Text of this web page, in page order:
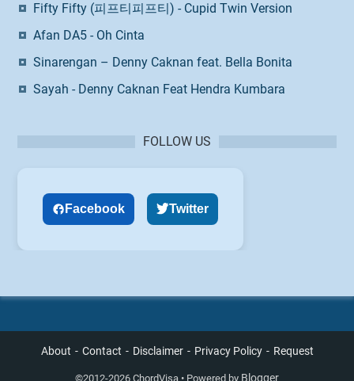
Fifty Fifty (피프티피프티) - Cupid Twin Version
Afan DA5 - Oh Cinta
Sinarengan – Denny Caknan feat. Bella Bonita
Sayah - Denny Caknan Feat Hendra Kumbara
FOLLOW US
Facebook Twitter
About Contact Disclaimer Privacy Policy Request
©2012-2026 ChordVisa • Powered by Blogger